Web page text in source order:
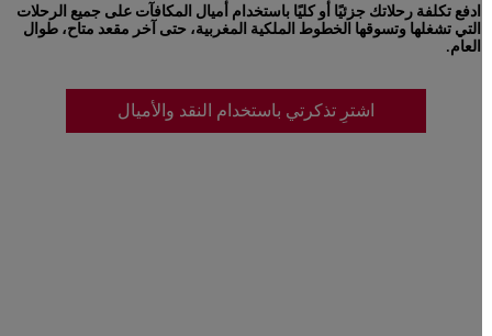
ادفع تكلفة رحلاتك جزئيًا أو كليًا باستخدام أميال المكافآت على جميع الرحلات
التي تشغلها وتسوقها الخطوط الملكية المغربية، حتى آخر مقعد متاح، طوال
العام.
اشترِ تذكرتي باستخدام النقد والأميال